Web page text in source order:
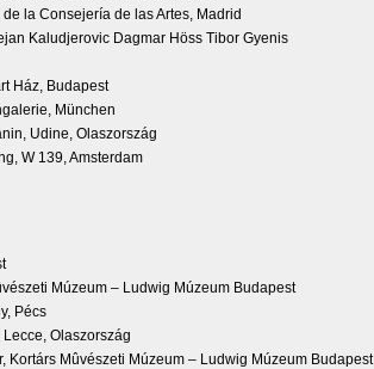
la Consejería de las Artes, Madrid
Kaludjerovic Dagmar Höss Tibor Gyenis
Ház, Budapest
München
Udine, Olaszország
W 139, Amsterdam
Múzeum – Ludwig Múzeum Budapest
Pécs
Olaszország
Kortárs Mûvészeti Múzeum – Ludwig Múzeum Budapest